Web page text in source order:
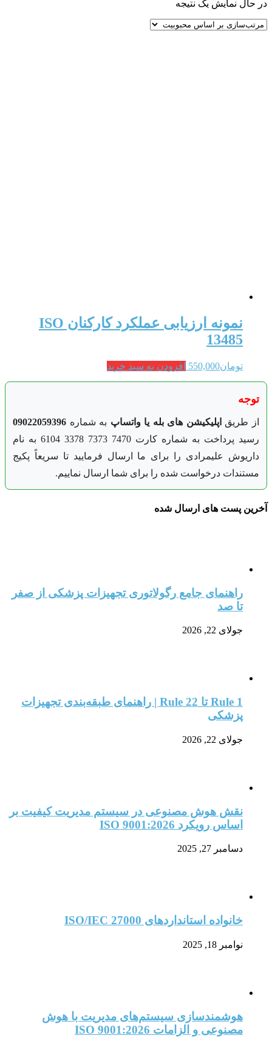
در حال نمایش یک نتیجه
نمونه ارزیابی عملکرد کارکنان ISO
13485
تومان550,000 افزودن به سبد خرید
توجه
از طریق اپلیکیشن های بله یا واتساپ به شماره 09022059396
رسید پرداخت به شماره کارت 7470 7373 3378 6104 به نام
داریوش علیمرادی را برای ما ارسال فرمایید تا سریعاً پکیج
مستندات درخواست شده را برای شما ارسال نماییم.
آخرین پست های ارسال شده
راهنمای جامع رگولاتوری تجهیزات پزشکی از صفر
تا صد
جولای 22, 2026
Rule 1 تا Rule 22 | راهنمای طبقه‌بندی تجهیزات
پزشکی
جولای 22, 2026
نقش هوش مصنوعی در سیستم مدیریت کیفیت بر
اساس رویکرد ISO 9001:2026
دسامبر 27, 2025
خانواده استانداردهای ISO/IEC 27000
نوامبر 18, 2025
هوشمندسازی سیستم‌های مدیریت با هوش
مصنوعی و الزامات ISO 9001:2026